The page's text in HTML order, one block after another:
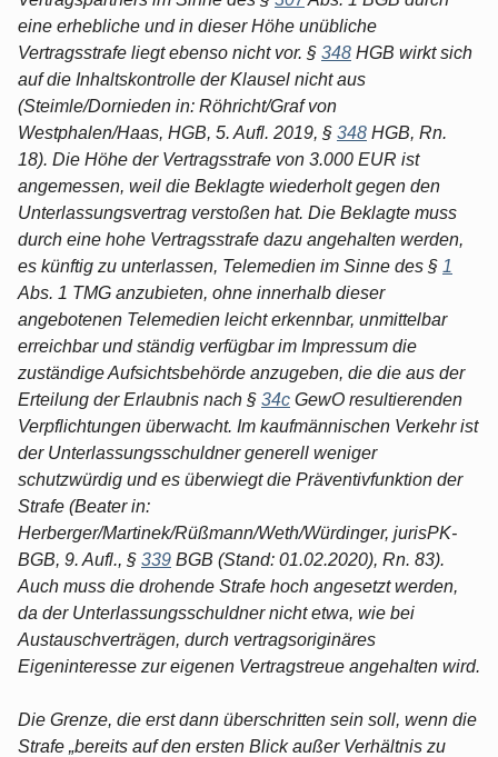
eine erhebliche und in dieser Höhe unübliche
Vertragsstrafe liegt ebenso nicht vor. § 348 HGB wirkt sich
auf die Inhaltskontrolle der Klausel nicht aus
(Steimle/Dornieden in: Röhricht/Graf von
Westphalen/Haas, HGB, 5. Aufl. 2019, § 348 HGB, Rn.
18). Die Höhe der Vertragsstrafe von 3.000 EUR ist
angemessen, weil die Beklagte wiederholt gegen den
Unterlassungsvertrag verstoßen hat. Die Beklagte muss
durch eine hohe Vertragsstrafe dazu angehalten werden,
es künftig zu unterlassen, Telemedien im Sinne des § 1
Abs. 1 TMG anzubieten, ohne innerhalb dieser
angebotenen Telemedien leicht erkennbar, unmittelbar
erreichbar und ständig verfügbar im Impressum die
zuständige Aufsichtsbehörde anzugeben, die die aus der
Erteilung der Erlaubnis nach § 34c GewO resultierenden
Verpflichtungen überwacht. Im kaufmännischen Verkehr ist
der Unterlassungsschuldner generell weniger
schutzwürdig und es überwiegt die Präventivfunktion der
Strafe (Beater in:
Herberger/Martinek/Rüßmann/Weth/Würdinger, jurisPK-
BGB, 9. Aufl., § 339 BGB (Stand: 01.02.2020), Rn. 83).
Auch muss die drohende Strafe hoch angesetzt werden,
da der Unterlassungsschuldner nicht etwa, wie bei
Austauschverträgen, durch vertragsoriginäres
Eigeninteresse zur eigenen Vertragstreue angehalten wird.
Die Grenze, die erst dann überschritten sein soll, wenn die
Strafe „bereits auf den ersten Blick außer Verhältnis zu